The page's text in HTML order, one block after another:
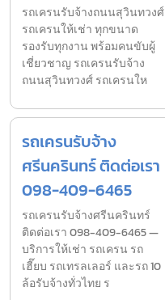
รถเครนรับจ้างถนนสุวินทวงศ์
รถเครนให้เช่า ทุกขนาด
รองรับทุกงาน พร้อมคนขับผู้
เชี่ยวชาญ รถเครนรับจ้าง
ถนนสุวินทวงศ์ รถเครนให
รถเครนรับจ้าง
ศรีนครินทร์ ติดต่อเรา
098-409-6465
รถเครนรับจ้างศรีนครินทร์
ติดต่อเรา 098-409-6465 —
บริการให้เช่า รถเครน รถ
เฮี๊ยบ รถเทรลเลอร์ และรถ 10
ล้อรับจ้างทั่วไทย ร